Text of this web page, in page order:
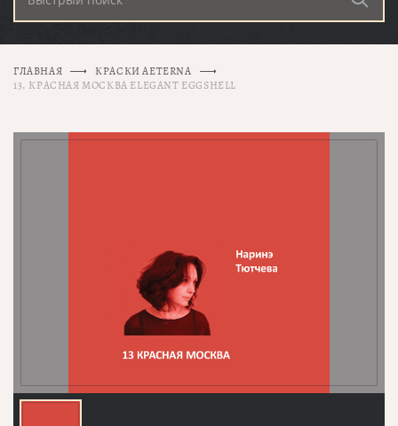
ГЛАВНАЯ
КРАСКИ AETERNA
13. КРАСНАЯ МОСКВА ELEGANT EGGSHELL